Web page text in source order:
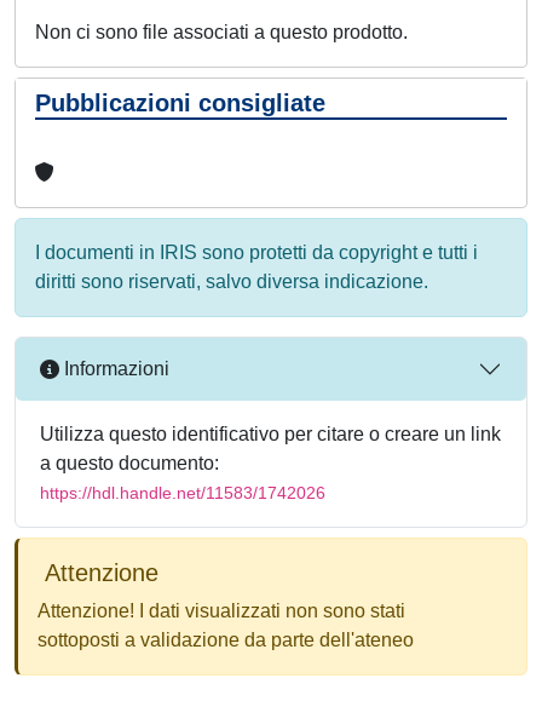
Non ci sono file associati a questo prodotto.
Pubblicazioni consigliate
I documenti in IRIS sono protetti da copyright e tutti i
diritti sono riservati, salvo diversa indicazione.
Informazioni
Utilizza questo identificativo per citare o creare un link
a questo documento:
https://hdl.handle.net/11583/1742026
Attenzione
Attenzione! I dati visualizzati non sono stati
sottoposti a validazione da parte dell'ateneo